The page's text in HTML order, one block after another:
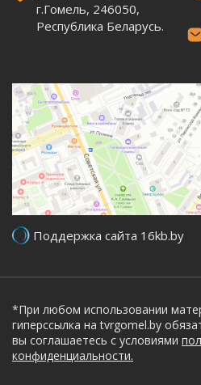
г.Гомель, 246050,
Республика Беларусь.
Поддержка сайта 16kb.by
*При любом использовании
гиперссылка на tvrgomel.by
вы соглашаетесь с условиями
конфиденциальности.